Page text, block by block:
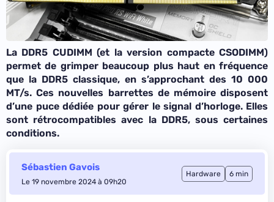
La DDR5 CUDIMM (et la version compacte CSODIMM)
permet de grimper beaucoup plus haut en fréquence
que la DDR5 classique, en s’approchant des 10 000
MT/s. Ces nouvelles barrettes de mémoire disposent
d’une puce dédiée pour gérer le signal d’horloge. Elles
sont rétrocompatibles avec la DDR5, sous certaines
conditions.
Sébastien Gavois
Le 19 novembre 2024 à 09h20
Hardware 6 min